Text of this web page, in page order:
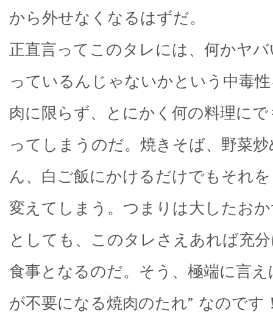
から外せなくなるはずだ。
正直言ってこのタレには、何かヤ
っているんじゃないかという中毒
肉に限らず、とにかく何の料理に
ってしまうのだ。焼きそば、野菜
ん、白ご飯にかけるだけでもそれ
変えてしまう。つまりは大したお
としても、このタレさえあれば充
食事となるのだ。そう、極端に言
が不要になる焼肉のたれ” なのです